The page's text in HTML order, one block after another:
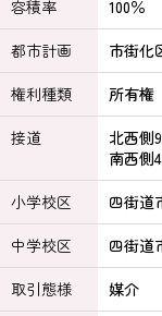
容積率
100％
都市計画
市街化
権利種類
所有権
接道
北西側
南西側
小学校区
四街道
中学校区
四街道
取引態様
媒介